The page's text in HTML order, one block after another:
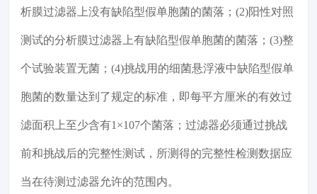
析膜过滤器上没有缺陷型假单胞菌的菌落；(2)阳性对照
测试的分析膜过滤器上有缺陷型假单胞菌的菌落；(3)整
个试验装置无菌；(4)挑战用的细菌悬浮液中缺陷型假单
胞菌的数量达到了规定的标准，即每平方厘米的有效过
滤面积上至少含有1×107个菌落；过滤器必须通过挑战
前和挑战后的完整性测试，所测得的完整性检测数据应
当在待测过滤器允许的范围内。